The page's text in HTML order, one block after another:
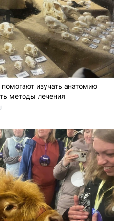
изучать анатомию
методы лечения